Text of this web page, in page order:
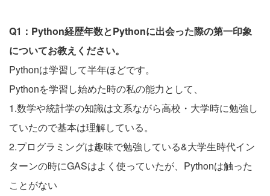
Q1：Python経歴年数とPythonに出会った際の第一印象
についてお教えください。
Pythonは学習して半年ほどです。
Pythonを学習し始めた時の私の能力として、
1.数学や統計学の知識は文系ながら高校・大学時に勉強し
ていたので基本は理解している。
2.プログラミングは趣味で勉強している&大学生時代イン
ターンの時にGASはよく使っていたが、Pythonは触った
ことがない